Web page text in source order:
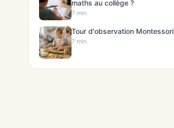
maths au collège ?
7 min
Tour d'observation Montessori
7 min